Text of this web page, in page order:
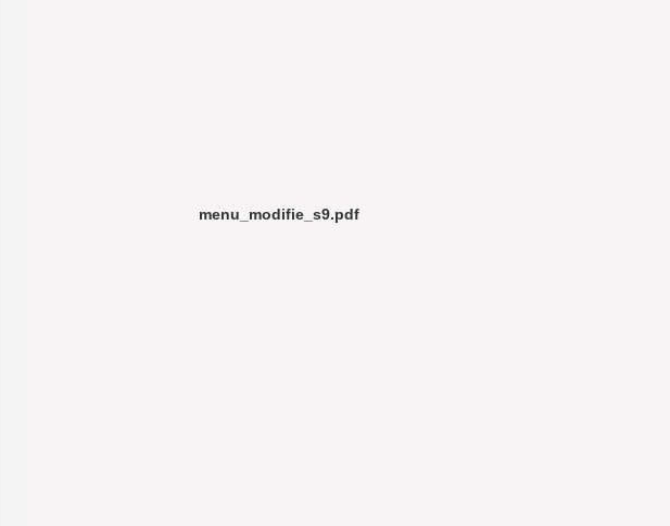
menu_modifie_s9.pdf